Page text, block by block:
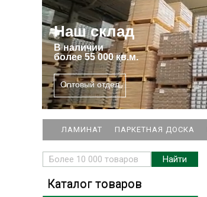
Наш склад
Вналичии
более 55 000 кв.м.
Оптовый отдел
ЛАМИНАТ ПАРКЕТНАЯ ДОСКА
Каталог товаров